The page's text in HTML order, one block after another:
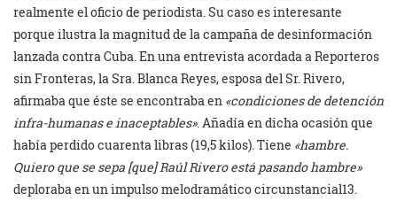
realmente el oficio de periodista. Su caso es interesante
porque ilustra la magnitud de la campaña de desinformación
lanzada contra Cuba. En una entrevista acordada a Reporteros
sin Fronteras, la Sra. Blanca Reyes, esposa del Sr. Rivero,
afirmaba que éste se encontraba en «condiciones de detención
infra-humanas e inaceptables». Añadía en dicha ocasión que
había perdido cuarenta libras (19,5 kilos). Tiene «hambre.
Quiero que se sepa [que] Raúl Rivero está pasando hambre»
deploraba en un impulso melodramático circunstancial13.